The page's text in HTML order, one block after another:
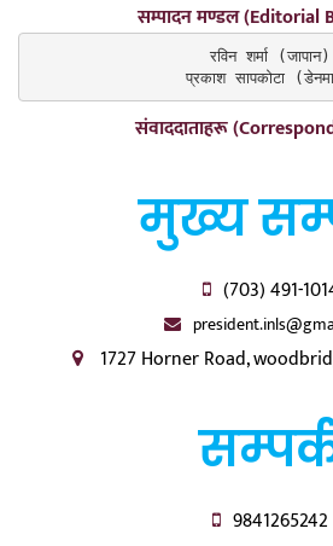
सम्पादन मण्डल (Editorial
रविन शर्मा (जापान)
प्रकाश सापकोटा
संवाददाताहरू
मुख्य
(703) 491-
1727 Horner Road,
9841265242